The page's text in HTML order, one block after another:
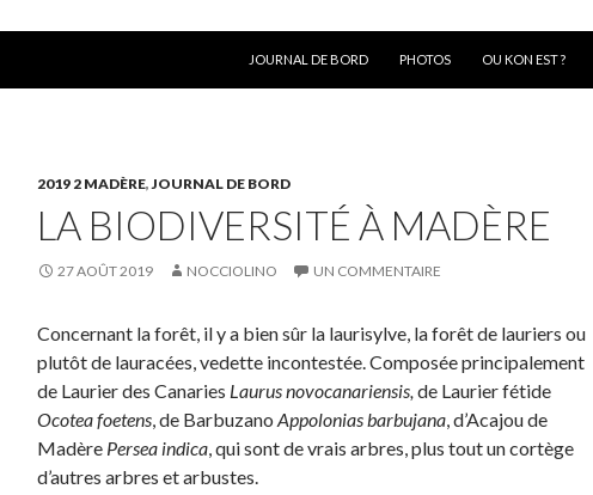
JOURNAL DE BORD
PHOTOS OU KON EST ?
2019 2 MADÈRE, JOURNAL DE BORD
LA BIODIVERSITÉ À MADÈRE
27 AOÛT 2019 NOCCIOLINO UN COMMENTAIRE
Concernant la forêt, il y a bien sûr la laurisylve, la forêt de lauriers ou
plutôt de lauracées, vedette incontestée. Composée principalement
de Laurier des Canaries Laurus novocanariensis, de Laurier fétide
Ocotea foetens, de Barbuzano Appolonias barbujana, d’Acajou de
Madère Persea indica, qui sont de vrais arbres, plus tout un cortège
d’autres arbres et arbustes.